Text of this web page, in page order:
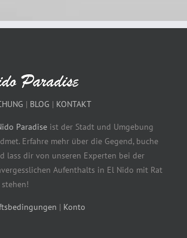
| BLOG | KONTAKT
Paradise ist der Stadt und Umgebung
Erfahre mehr über die Gegend, buche
lass dir von unseren Experten bei der
Aufenthalts in El Nido mit Rat
| Konto